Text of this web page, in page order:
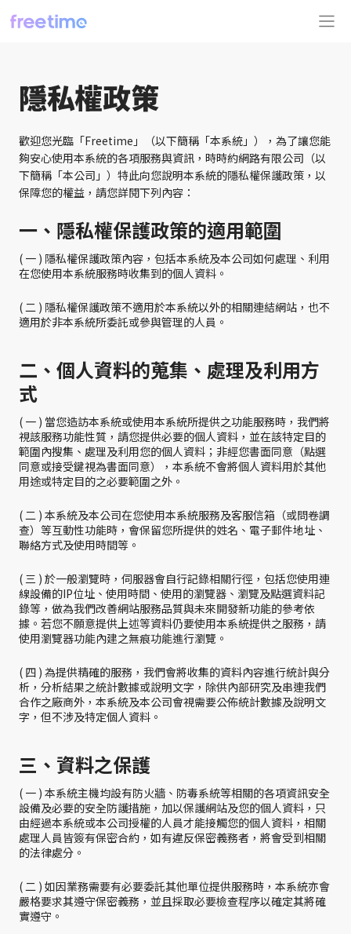
隱私權政策
歡迎您光臨「Freetime」（以下簡稱「本系統」），為了讓您能
夠安心使用本系統的各項服務與資訊，時時約網路有限公司（以
下簡稱「本公司」）特此向您說明本系統的隱私權保護政策，以
保障您的權益，請您詳閱下列內容：
一、隱私權保護政策的適用範圍
( 一 ) 隱私權保護政策內容，包括本系統及本公司如何處理、利用
在您使用本系統服務時收集到的個人資料。
( 二 ) 隱私權保護政策不適用於本系統以外的相關連結網站，也不
適用於非本系統所委託或參與管理的人員。
二、個人資料的蒐集、處理及利用方
式
( 一 ) 當您造訪本系統或使用本系統所提供之功能服務時，我們將
視該服務功能性質，請您提供必要的個人資料，並在該特定目的
範圍內搜集、處理及利用您的個人資料；非經您書面同意（點選
同意或接受鍵視為書面同意），本系統不會將個人資料用於其他
用途或特定目的之必要範圍之外。
( 二 ) 本系統及本公司在您使用本系統服務及客服信箱（或問卷調
查）等互動性功能時，會保留您所提供的姓名、電子郵件地址、
聯絡方式及使用時間等。
( 三 ) 於一般瀏覽時，伺服器會自行記錄相關行徑，包括您使用連
線設備的IP位址、使用時間、使用的瀏覽器、瀏覽及點選資料記
錄等，做為我們改善網站服務品質與未來開發新功能的參考依
據。若您不願意提供上述等資料仍要使用本系統提供之服務，請
使用瀏覽器功能內建之無痕功能進行瀏覽。
( 四 ) 為提供精確的服務，我們會將收集的資料內容進行統計與分
析，分析結果之統計數據或說明文字，除供內部研究及串連我們
合作之廠商外，本系統及本公司會視需要公佈統計數據及說明文
字，但不涉及特定個人資料。
三、資料之保護
( 一 ) 本系統主機均設有防火牆、防毒系統等相關的各項資訊安全
設備及必要的安全防護措施，加以保護網站及您的個人資料，只
由經過本系統或本公司授權的人員才能接觸您的個人資料，相關
處理人員皆簽有保密合約，如有違反保密義務者，將會受到相關
的法律處分。
( 二 ) 如因業務需要有必要委託其他單位提供服務時，本系統亦會
嚴格要求其遵守保密義務，並且採取必要檢查程序以確定其將確
實遵守。